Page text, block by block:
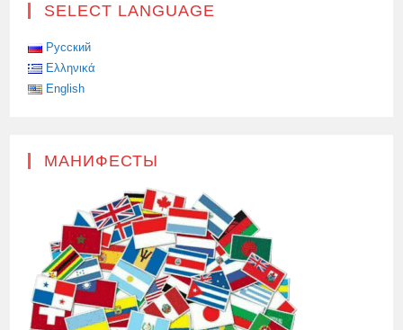
SELECT LANGUAGE
Русский
Ελληνικά
English
МАНИФЕСТЫ